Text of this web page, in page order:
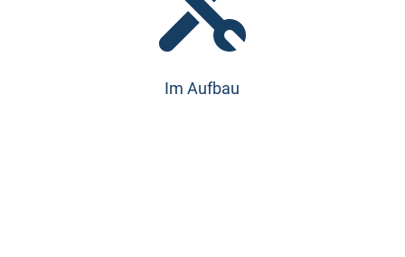
Im Aufbau